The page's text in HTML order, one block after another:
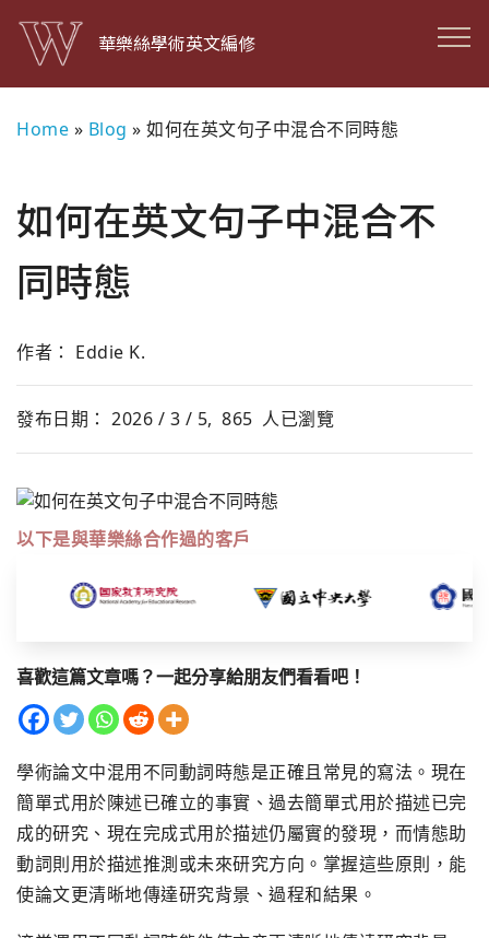
華樂絲學術英文編修
Home » Blog » 如何在英文句子中混合不同時態
如何在英文句子中混合不
同時態
作者： Eddie K.
發布日期： 2026 / 3 / 5, 865 人已瀏覽
以下是與華樂絲合作過的客戶
喜歡這篇文章嗎？一起分享給朋友們看看吧！
學術論文中混用不同動詞時態是正確且常見的寫法。現在
簡單式用於陳述已確立的事實、過去簡單式用於描述已完
成的研究、現在完成式用於描述仍屬實的發現，而情態助
動詞則用於描述推測或未來研究方向。掌握這些原則，能
使論文更清晰地傳達研究背景、過程和結果。